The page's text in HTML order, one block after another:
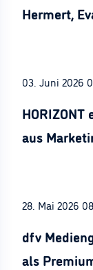
Hermert,
03. Juni 2026
aus
28. Mai 2026
dfv
als